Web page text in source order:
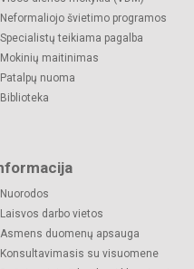
Neformaliojo švietimo programos
Specialistų teikiama pagalba
Mokinių maitinimas
Patalpų nuoma
Biblioteka
Nuorodos
Laisvos darbo vietos
Asmens duomenų apsauga
Konsultavimasis su visuomene